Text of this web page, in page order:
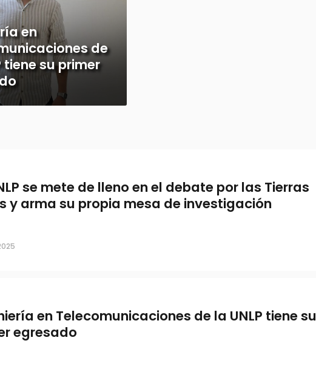
en
de
tiene su primer
se mete de lleno en el debate por las Tierras
y arma su propia mesa de investigación
en Telecomunicaciones de la UNLP tiene su
egresado